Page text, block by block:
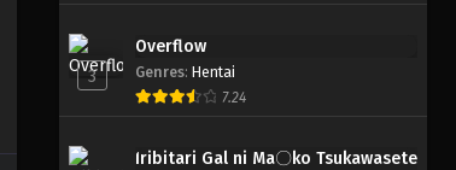
3
Overflow
Genres: Hentai
7.24
Iribitari Gal ni Ma〇ko Tsukawasete